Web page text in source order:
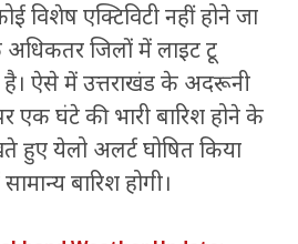
विशेष एक्टिविटी नहीं होने जा
अधिकतर जिलों में लाइट टू
है। ऐसे में उत्तराखंड के अदरूनी
घंटे की भारी बारिश होने के
येलो अलर्ट घोषित किया
बारिश होगी।